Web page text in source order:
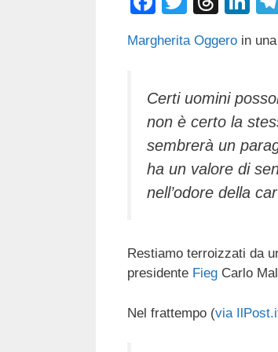
c
b
o
o
k
tt
e
d
s
k
dI
n
Margherita Oggero in
Certi uomini
non è certo la
sembrerà un
ha un valore di
nell’odore della
Restiamo terroizzati da
presidente Fieg Carlo
Nel frattempo (via